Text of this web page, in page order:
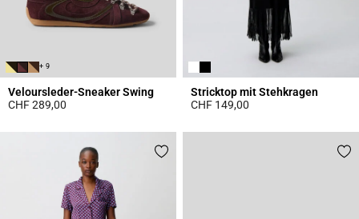
+ 9
Veloursleder-Sneaker Swing
CHF 289,00
Stricktop mit Stehkragen
CHF 149,00